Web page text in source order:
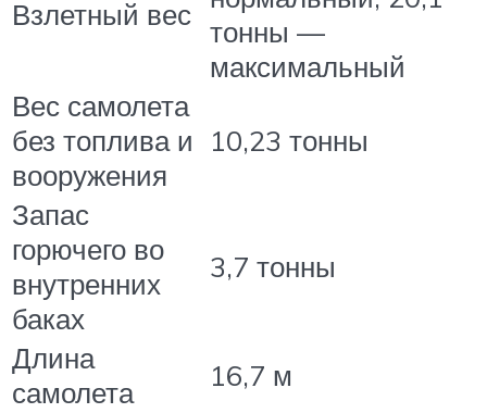
Взлетный вес тонны —
максимальный
Вес самолета
без топлива и
вооружения
10,23 тонны
Запас
горючего во
внутренних
баках
3,7 тонны
Длина
самолета
16,7 м